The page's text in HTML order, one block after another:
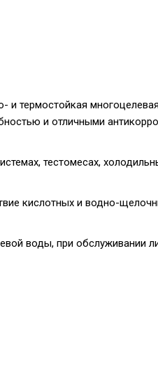
и термостойкая
и отличными
тестомесах,
кислотных и водно-
воды, при обслуживании